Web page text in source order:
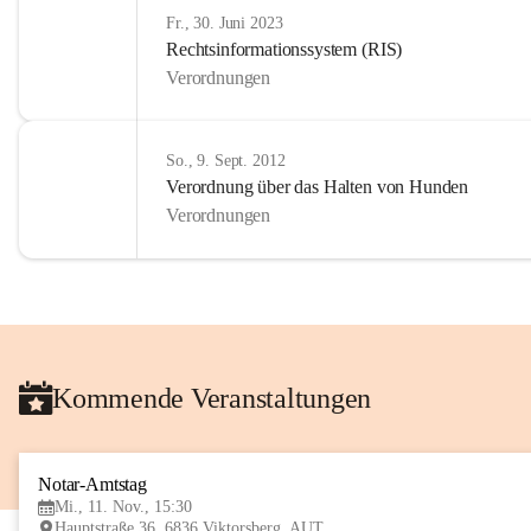
Fr., 30. Juni 2023
Rechtsinformationssystem (RIS)
Verordnungen
So., 9. Sept. 2012
Verordnung über das Halten von Hunden
Verordnungen
Kommende Veranstaltungen
Notar-Amtstag
Mi., 11. Nov., 15:30